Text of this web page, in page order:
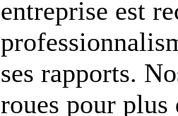
entreprise est
ses rapports.
roues pour